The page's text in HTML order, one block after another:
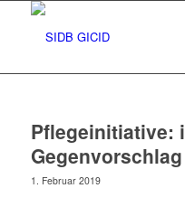
Pflegeinitiative:
Gegenvorschlag
1. Februar 2019